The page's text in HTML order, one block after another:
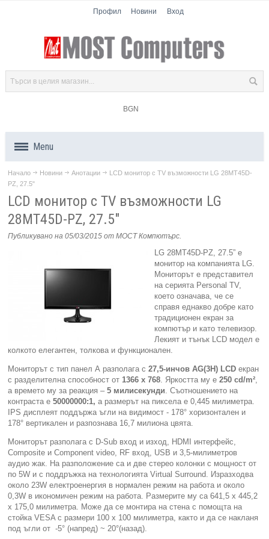
Профил Новини Вход
BGN
Menu
Продукти
Компоненти
Лаптопи
Компютри
Принтери
Консумативи
Аксесоари
Смартфони
Начало Новини Анотации
LCD монитор с TV възможности LG 28MT45D-
PZ, 27.5"
LCD монитор с TV възможности LG
28MT45D-PZ, 27.5"
Публикувано на 05/03/2015 от МОСТ Компютърс
LG 28MT45D-PZ, 27.5” е
монитор на компанията LG.
Мониторът е представител
на серията Personal TV,
което означава, че се
справя еднакво добре като
традиционен екран за
компютър и като телевизор.
Лекият и тънък LCD модел е
колкото елегантен, толкова и функционален.
Мониторът с тип панел А разполага с27,5-инчов AG(3H) LCDекран
с разделителна способност от 1366 х 768 . Яркостта му е250 cd/m²
а времето му за реакция –5 милисекунди . Съотношението на
контраста е50000000:1,а размерът на пиксела е 0,445 милиметра.
IPS дисплеят поддържа ъгли на видимост - 178° хоризонтален и
178° вертикален и разпознава 16,7 милиона цвята.
Мониторът разполага с D-Sub вход и изход, HDMI интерфейс,
Composite и Component video, RF вход, USB и 3,5-милиметров
аудио жак. На разположение са и две стерео колонки с мощност от
по 5W и с поддръжка на технологията Virtual Surround. Изразходва
около 23W електроенергия в нормален режим на работа и около
0,3W в икономичен режим на работа. Размерите му са 641,5 x 445,2
x 175,0 милиметра. Може да се монтира на стена с помощта на
стойка VESA с размери 100 х 100 милиметра, както и да се накланя
под ъгли от -5° (напред) ~ 20°(назад).